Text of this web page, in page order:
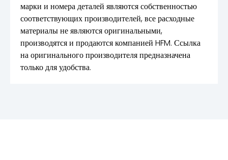
марки и номера деталей являются собственностью
соответствующих производителей, все расходные
материалы не являются оригинальными,
производятся и продаются компанией HFM. Ссылка
на оригинального производителя предназначена
только для удобства.